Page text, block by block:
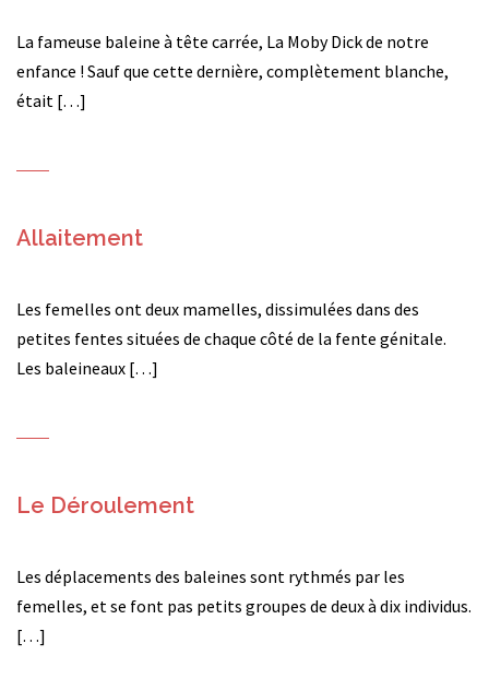
La fameuse baleine à tête carrée, La Moby Dick de notre
enfance ! Sauf que cette dernière, complètement blanche,
était […]
Allaitement
Les femelles ont deux mamelles, dissimulées dans des
petites fentes situées de chaque côté de la fente génitale.
Les baleineaux […]
Le Déroulement
Les déplacements des baleines sont rythmés par les
femelles, et se font pas petits groupes de deux à dix individus.
[…]